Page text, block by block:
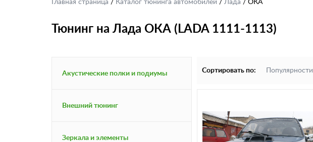
Главная страница / Каталог тюнинга автомобилей / Лада / ОКА
Тюнинг на Лада ОКА (LADA 1111-1113)
Акустические полки и подиумы
Внешний тюнинг
Зеркала и элементы
Сортировать по: Популярности